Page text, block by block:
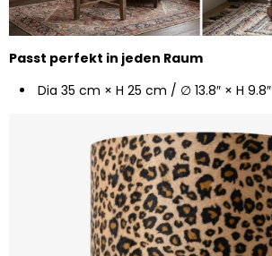
Passt perfekt in jeden Raum
Dia 35 cm × H 25 cm / ∅ 13.8″ × H 9.8″